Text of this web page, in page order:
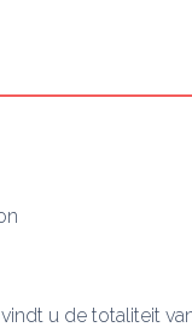
u de totaliteit